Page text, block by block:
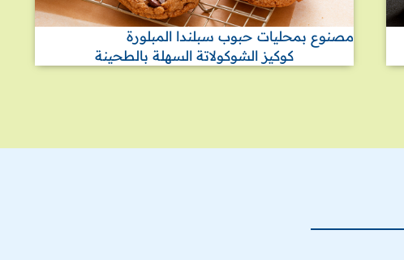
مصنوع بمحليات حبوب سبلندا المبلورة
كوكيز الشوكولاتة السهلة بالطحينة